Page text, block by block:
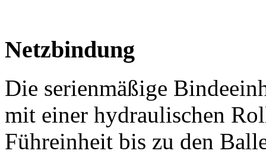
Netzbindung
Die serienmäßige
mit einer hydraulischen
Führeinheit bis zu den